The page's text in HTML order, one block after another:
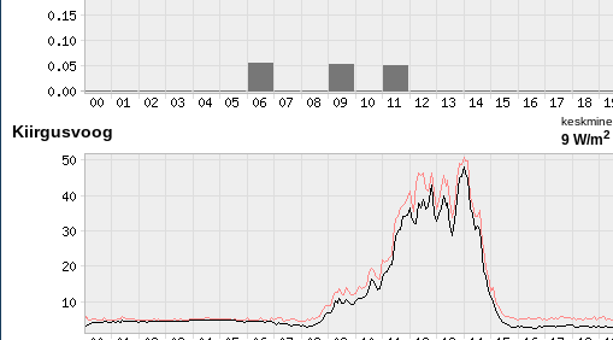
Kiirgusvoog
keskmine
9 W/m2